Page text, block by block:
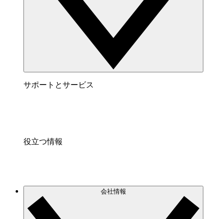
サポートとサービス
役立つ情報
会社情報